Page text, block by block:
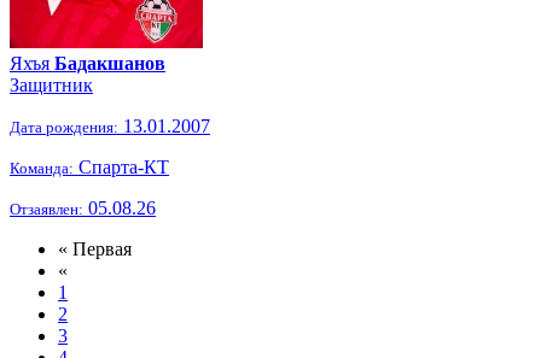
Яхъя Бадакшанов
Защитник
Дата рождения: 13.01.2007
Команда: Спарта-КТ
Отзаявлен: 05.08.26
« Первая
«
1
2
3